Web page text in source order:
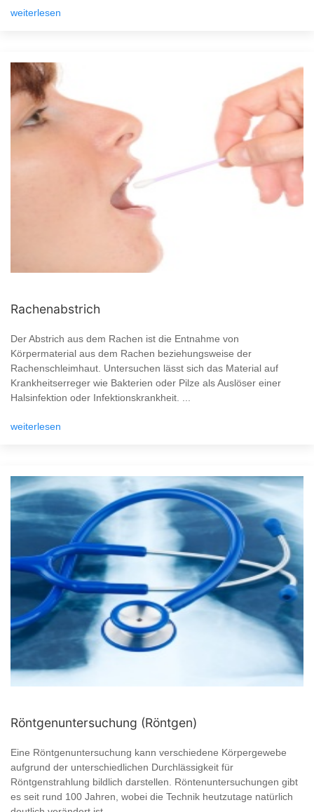
weiterlesen
Rachenabstrich
Der Abstrich aus dem Rachen ist die Entnahme von
Körpermaterial aus dem Rachen beziehungsweise der
Rachenschleimhaut. Untersuchen lässt sich das Material auf
Krankheitserreger wie Bakterien oder Pilze als Auslöser einer
Halsinfektion oder Infektionskrankheit. ...
weiterlesen
Röntgenuntersuchung (Röntgen)
Eine Röntgenuntersuchung kann verschiedene Körpergewebe
aufgrund der unterschiedlichen Durchlässigkeit für
Röntgenstrahlung bildlich darstellen. Röntenuntersuchungen gibt
es seit rund 100 Jahren, wobei die Technik heutzutage natürlich